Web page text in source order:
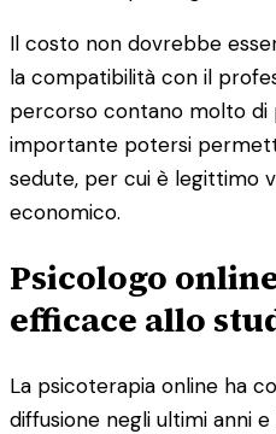
Il costo non dovrebbe
la compatibilità con il
percorso contano molto di
importante potersi
sedute, per cui è legittimo
economico.
Psicologo
efficace allo
La psicoterapia online ha
diffusione negli ultimi anni